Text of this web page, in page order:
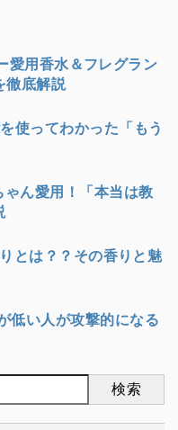
愛用香水＆フレグラン
徹底解説
使ってわかった「もう
ゃん愛用！「本当は教
とは？？その香りと魅
低い人が攻撃的になる
検索